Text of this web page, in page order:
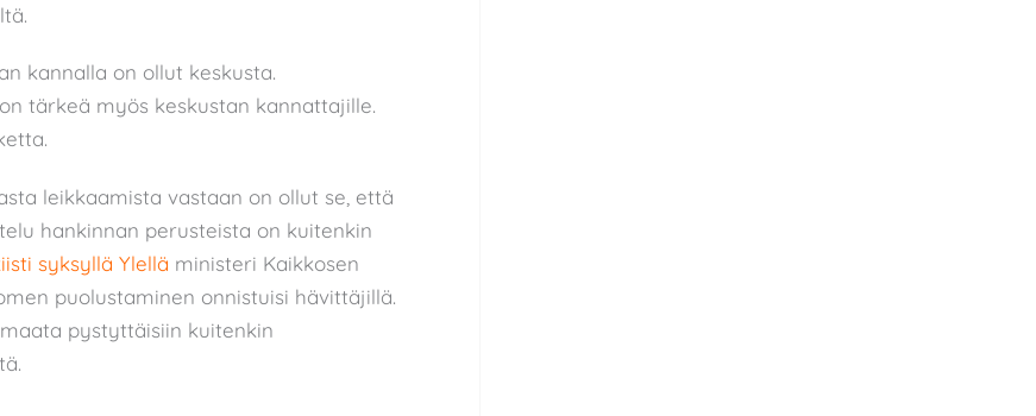
kannalla on ollut keskusta.
tärkeä myös keskustan kannattajille.
leikkaamista vastaan on ollut se, että
hankinnan perusteista on kuitenkin
syksyllä Ylellä ministeri Kaikkosen
puolustaminen onnistuisi hävittäjillä.
pystyttäisiin kuitenkin